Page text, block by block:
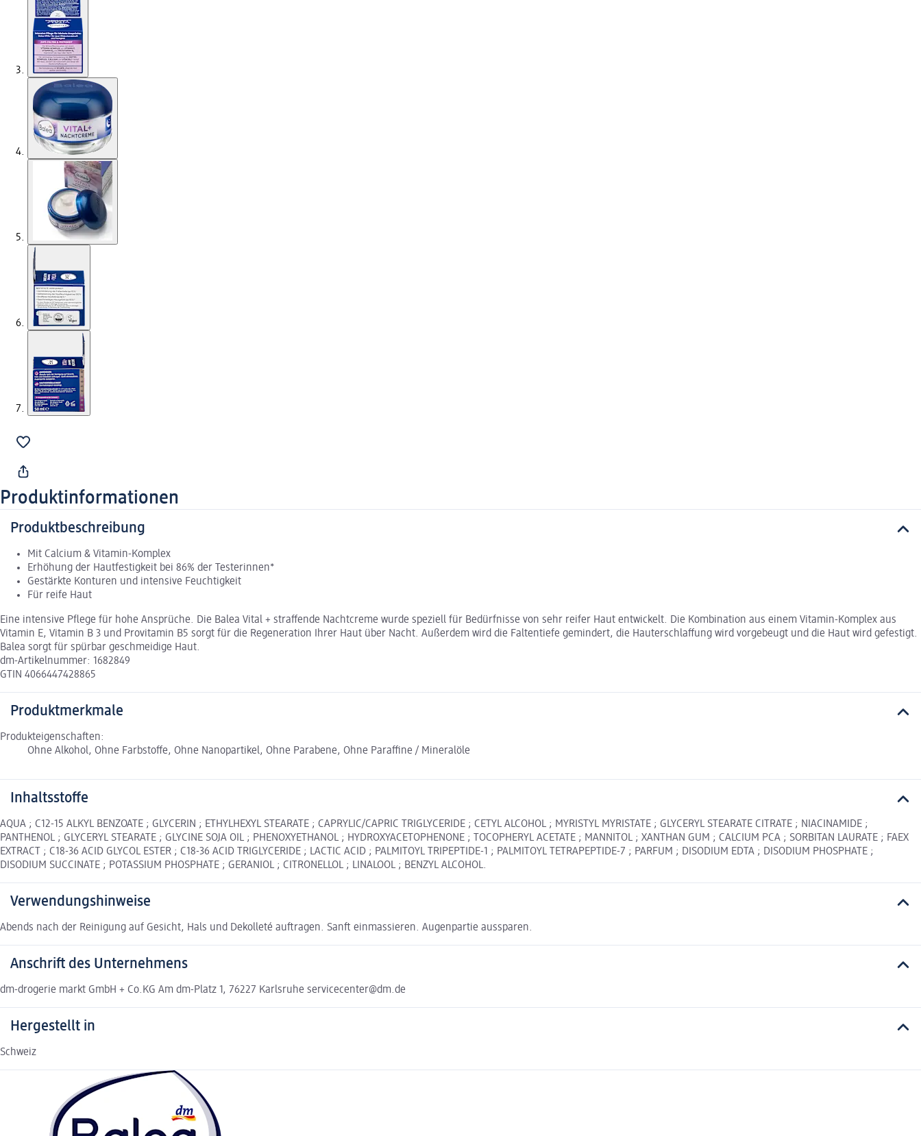
Produktinformationen
Produktbeschreibung
Mit Calcium & Vitamin-Komplex
Erhöhung der Hautfestigkeit bei 86% der Testerinnen*
Gestärkte Konturen und intensive Feuchtigkeit
Für reife Haut
Eine intensive Pflege für hohe Ansprüche. Die Balea Vital + straffende Nachtcreme wurde speziell für Bedürfnisse von sehr reifer Haut entwickelt. Die Kombination aus einem Vitamin-Komplex aus
Vitamin E, Vitamin B 3 und Provitamin B5 sorgt für die Regeneration Ihrer Haut über Nacht. Außerdem wird die Faltentiefe gemindert, die Hauterschlaffung wird vorgebeugt und die Haut wird gefestigt.
Balea sorgt für spürbar geschmeidige Haut.
dm-Artikelnummer: 1682849
GTIN 4066447428865
Produktmerkmale
Produkteigenschaften:
Ohne Alkohol, Ohne Farbstoffe, Ohne Nanopartikel, Ohne Parabene, Ohne Paraffine / Mineralöle
Inhaltsstoffe
AQUA ; C12-15 ALKYL BENZOATE ; GLYCERIN ; ETHYLHEXYL STEARATE ; CAPRYLIC/CAPRIC TRIGLYCERIDE ; CETYL ALCOHOL ; MYRISTYL MYRISTATE ; GLYCERYL STEARATE CITRATE ; NIACINAMIDE ;
PANTHENOL ; GLYCERYL STEARATE ; GLYCINE SOJA OIL ; PHENOXYETHANOL ; HYDROXYACETOPHENONE ; TOCOPHERYL ACETATE ; MANNITOL ; XANTHAN GUM ; CALCIUM PCA ; SORBITAN LAURATE ; FAEX
EXTRACT ; C18-36 ACID GLYCOL ESTER ; C18-36 ACID TRIGLYCERIDE ; LACTIC ACID ; PALMITOYL TRIPEPTIDE-1 ; PALMITOYL TETRAPEPTIDE-7 ; PARFUM ; DISODIUM EDTA ; DISODIUM PHOSPHATE ;
DISODIUM SUCCINATE ; POTASSIUM PHOSPHATE ; GERANIOL ; CITRONELLOL ; LINALOOL ; BENZYL ALCOHOL.
Verwendungshinweise
Abends nach der Reinigung auf Gesicht, Hals und Dekolleté auftragen. Sanft einmassieren. Augenpartie aussparen.
Anschrift des Unternehmens
dm-drogerie markt GmbH + Co.KG Am dm-Platz 1, 76227 Karlsruhe servicecenter@dm.de
Hergestellt in
Schweiz